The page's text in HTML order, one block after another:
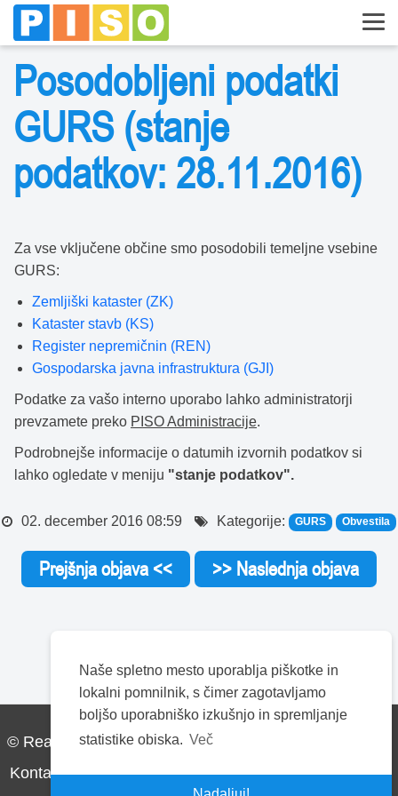
Naše spletno mesto uporablja piškotke in
lokalni pomnilnik, s čimer zagotavljamo
boljšo uporabniško izkušnjo in spremljanje
statistike obiska. Več
Posodobljeni podatki
GURS (stanje
podatkov: 28.11.2016)
Za vse vključene občine smo posodobili temeljne vsebine
GURS:
Zemljiški kataster (ZK)
Kataster stavb (KS)
Register nepremičnin (REN)
Gospodarska javna infrastruktura (GJI)
Podatke za vašo interno uporabo lahko administratorji
prevzamete preko PISO Administracije.
Podrobnejše informacije o datumih izvornih podatkov si
lahko ogledate v meniju "stanje podatkov".
02. december 2016 08:59 Kategorije: GURS Obvestila
Prejšnja objava << >> Naslednja objava
© Realis d.o.o. Vse pravice pridržane.
Kontakt Pogoji uporabe Piškotki Politika zasebnosti